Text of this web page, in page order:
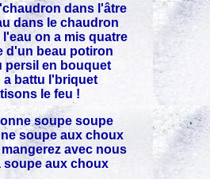
dans l'âtre
dans le chaudron
l'eau on a mis quatre
d'un beau potiron
persil en bouquet
a battu l'briquet
le feu !
soupe soupe
soupe aux choux
avec nous
soupe aux choux